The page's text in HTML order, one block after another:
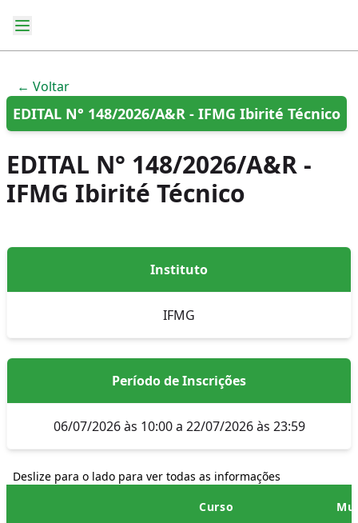
← Voltar
EDITAL N° 148/2026/A&R - IFMG Ibirité Técnico
EDITAL N° 148/2026/A&R -
IFMG Ibirité Técnico
Instituto
IFMG
Período de Inscrições
06/07/2026 às 10:00 a 22/07/2026 às 23:59
Deslize para o lado para ver todas as informações
Curso